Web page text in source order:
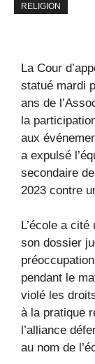
RELIGION
La Cour
statué mardi
ans de
la
aux
a expulsé
secondaire
2023 contre
L’école a
son dossier
pendant le
violé les
à la pratique
l’alliance
au nom de